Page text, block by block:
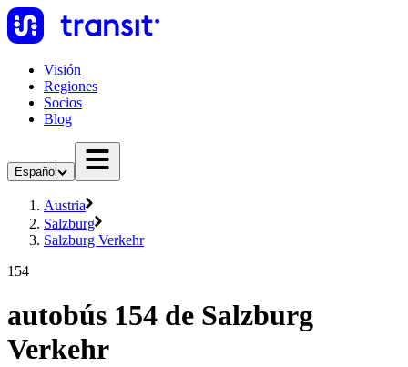
Visión
Regiones
Socios
Blog
Español
Austria
Salzburg
Salzburg Verkehr
154
autobús 154 de Salzburg
Verkehr